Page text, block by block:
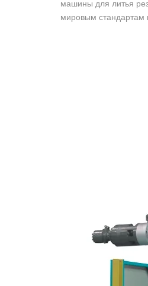
машины для литья
мировым стандартам